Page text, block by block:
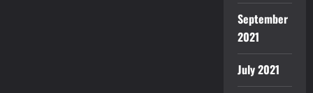
September
2021
July 2021